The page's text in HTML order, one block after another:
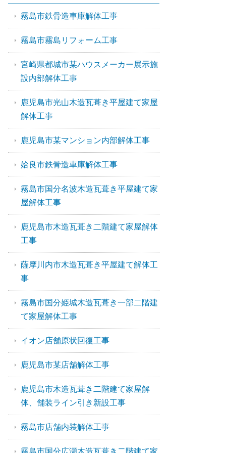
霧島市鉄骨造車庫解体工事
霧島市霧島リフォーム工事
宮崎県都城市某ハウスメーカー展示施
設内部解体工事
鹿児島市光山木造瓦葺き平屋建て家屋
解体工事
鹿児島市某マンション内部解体工事
姶良市鉄骨造車庫解体工事
霧島市国分名波木造瓦葺き平屋建て家
屋解体工事
鹿児島市木造瓦葺き二階建て家屋解体
工事
薩摩川内市木造瓦葺き平屋建て解体工
事
霧島市国分姫城木造瓦葺き一部二階建
て家屋解体工事
イオン店舗原状回復工事
鹿児島市某店舗解体工事
鹿児島市木造瓦葺き二階建て家屋解
体、舗装ライン引き新設工事
霧島市店舗内装解体工事
霧島市国分広瀬木造瓦葺き二階建て家